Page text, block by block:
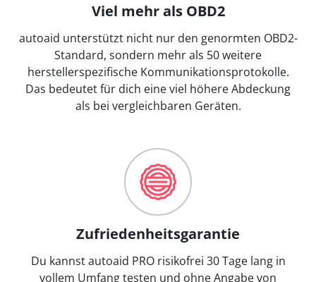
Viel mehr als OBD2
autoaid unterstützt nicht nur den genormten OBD2-
Standard, sondern mehr als 50 weitere
herstellerspezifische Kommunikationsprotokolle.
Das bedeutet für dich eine viel höhere Abdeckung
als bei vergleichbaren Geräten.
Zufriedenheitsgarantie
Du kannst autoaid PRO risikofrei 30 Tage lang in
vollem Umfang testen und ohne Angabe von